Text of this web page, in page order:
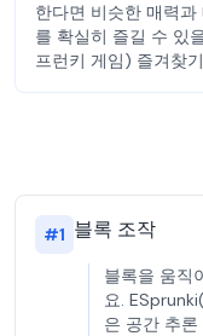
한다면 비슷한 매력
를 확실히 즐길 수 있
프런키 게임) 즐겨찾
#1 블록 조작
블록을 움직
요.
은 공간 추